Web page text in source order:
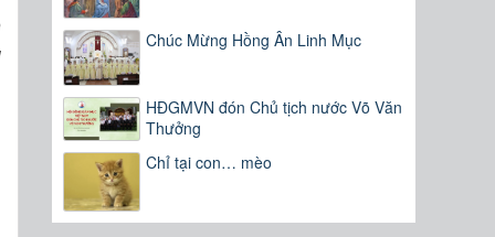
Chúc Mừng Hồng Ân Linh Mục
HĐGMVN đón Chủ tịch nước Võ Văn
Thưởng
Chỉ tại con… mèo